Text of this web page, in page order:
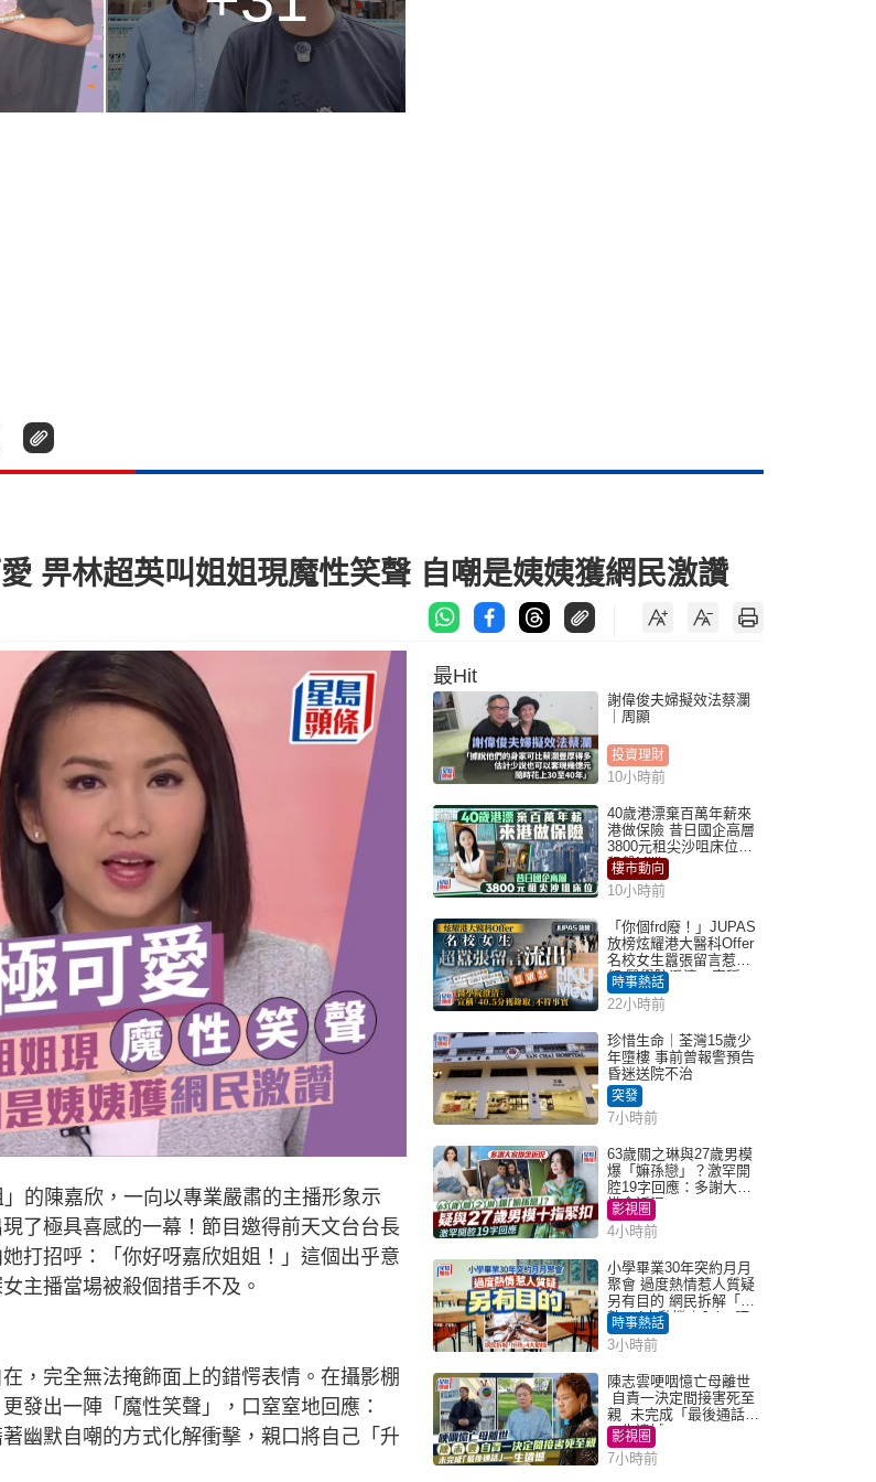
畀林超英叫姐姐現魔性笑聲 自嘲是姨姨獲網民激讚
的陳嘉欣，一向以專業嚴肅的主播形象示
了極具喜感的一幕！節目邀得前天文台台長
打招呼：「你好呀嘉欣姐姐！」這個出乎意
主播當場被殺個措手不及。
，完全無法掩飾面上的錯愕表情。在攝影棚
發出一陣「魔性笑聲」，口窒窒地回應：
幽默自嘲的方式化解衝擊，親口將自己「升
最Hit
謝偉俊夫婦擬效法蔡瀾
｜周顯
投資理財
10小時前
40歲港漂棄百萬年薪來
港做保險 昔日國企高層
3800元租尖沙咀床位｜
租盤Million
樓市動向
10小時前
「你個frd廢！」JUPAS
放榜炫耀港大醫科Offer
名校女生囂張留言惹眾
怒 醫學院澄清：宣稱
「40.5分獲錄取」不符事
實｜Juicy叮
時事熱話
22小時前
珍惜生命｜荃灣15歲少
年墮樓 事前曾報警預告
昏迷送院不治
突發
7小時前
63歲關之琳與27歲男模
爆「嫲孫戀」？激罕開
腔19字回應：多謝大家
掛念近況
影視圈
4小時前
小學畢業30年突約月月
聚會 過度熱情惹人質疑
另有目的 網民拆解「扮
熟」4大動機｜Juicy叮
時事熱話
3小時前
陳志雲哽咽憶亡母離世
自責一決定間接害死至
親 未完成「最後通話」
一生遺憾
影視圈
7小時前